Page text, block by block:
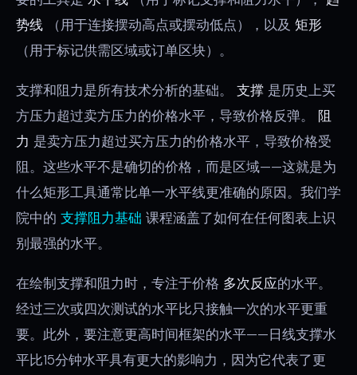
势线 （用于连接摆动高点或摆动低点），以及 矩形
（用于标记供需区域或订单区块）。
支撑和阻力是所有技术分析的基础。 支撑 是历史上买
方压力超过卖方压力的价格水平，导致价格反弹。 阻
力 是卖方压力超过买方压力的价格水平，导致价格受
阻。这些水平不是确切的价格，而是区域——这就是为
什么矩形工具通常比单一水平线更准确的原因。我们学
院中的 支撑阻力基础 课程涵盖了如何在任何图表上识
别最强的水平。
在绘制支撑和阻力时，专注于价格 多次反应的水平。
经过三次或四次测试的水平比只接触一次的水平更重
要。此外，要注意更高时间框架的水平——日线支撑水
平比15分钟水平具有更大的影响力，因为它代表了更